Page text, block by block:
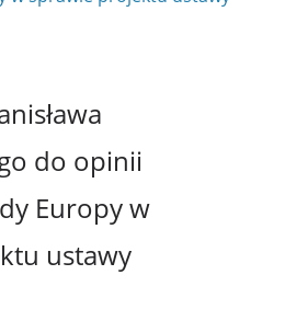
do opinii
Europy w
ustawy